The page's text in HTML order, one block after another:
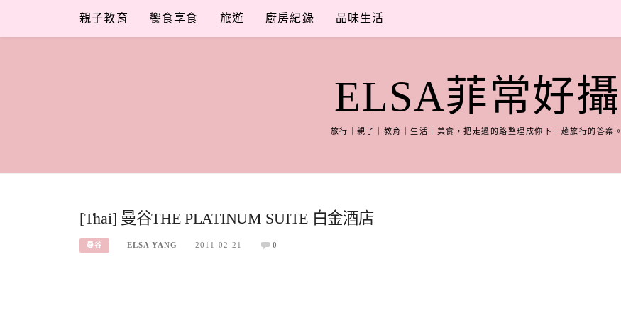
content
親子教育 饗食享食 旅遊 廚房紀錄 品味生活
ELSA菲常好攝
旅行｜親子｜教育｜生活｜美食，把走過的路整理成你下一趟旅行的答案。
[Thai] 曼谷THE PLATINUM SUITE 白金酒店
曼谷 ELSA YANG 2011-02-21 0